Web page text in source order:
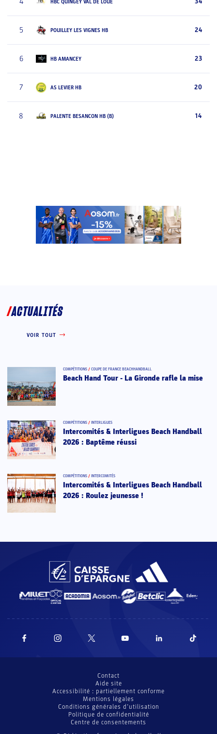
HBC QUINGEY VAL DE LOUE
5 POUILLEY LES VIGNES HB 24
6 HB AMANCEY 23
7 AS LEVIER HB 20
8 PALENTE BESANCON HB (B) 14
ACTUALITÉS
VOIR TOUT
COMPÉTITIONS / COUPE DE FRANCE BEACHHANDBALL
Beach Hand Tour - La Gironde rafle la mise
COMPÉTITIONS / INTERLIGUES
Intercomités & Interligues Beach Handball
2026 : Baptême réussi
COMPÉTITIONS / INTERCOMITÉS
Intercomités & Interligues Beach Handball
2026 : Roulez jeunesse !
Contact
Aide site
Accessibilité : partiellement conforme
Mentions légales
Conditions générales d’utilisation
Politique de confidentialité
Centre de consentements